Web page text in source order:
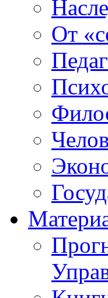
От